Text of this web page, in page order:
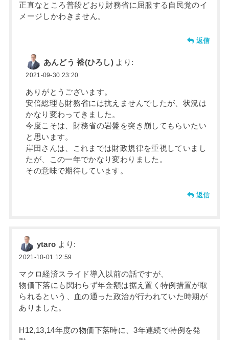
正直なところ普段どおり財務省に屈服する自民党のイ
メージしかわきません。
返信
あんどう 裕(ひろし) より:
2021-09-30 23:20
ありがとうございます。
安倍総理も財務省には抗えませんでしたが、状況は
かなり変わってきました。
今度こそは、財務省の岩盤を突き崩してもらいたい
と思います。
岸田さんは、これまでは財政規律を重視していまし
たが、この一年でかなり変わりました。
その意味で期待しています。
返信
ytaro より:
2021-10-01 12:59
マクロ経済スライド導入以前の話ですが、
物価下落にも関わらず年金額は据え置く特例措置が取
られるという、血の通った政治が行われていた時期が
ありました。
H12,13,14年度の物価下落時に、3年連続で特例を発